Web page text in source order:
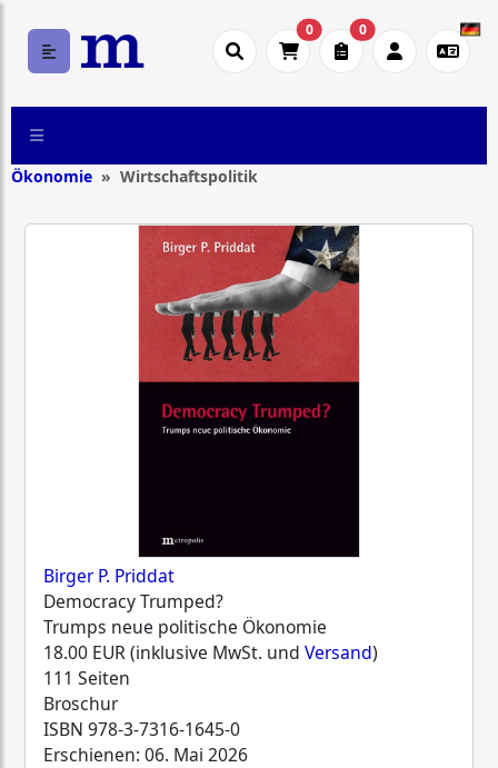
0 0
Ökonomie Wirtschaftspolitik
Birger P. Priddat
Democracy Trumped?
Trumps neue politische Ökonomie
18.00 EUR (inklusive MwSt. und Versand)
111 Seiten
Broschur
ISBN 978-3-7316-1645-0
Erschienen: 06. Mai 2026